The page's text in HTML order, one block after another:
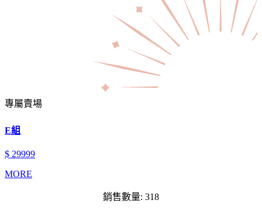
專屬賣場
E組
$ 29999
MORE
銷售數量: 318